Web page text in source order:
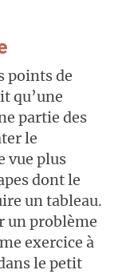
points de
qu’une
partie des
le
vue plus
dont le
un tableau.
un problème
exercice à
le petit